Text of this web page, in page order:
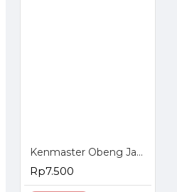
Kenmaster Obeng Jam Set 6 Pcs
Rp7.500